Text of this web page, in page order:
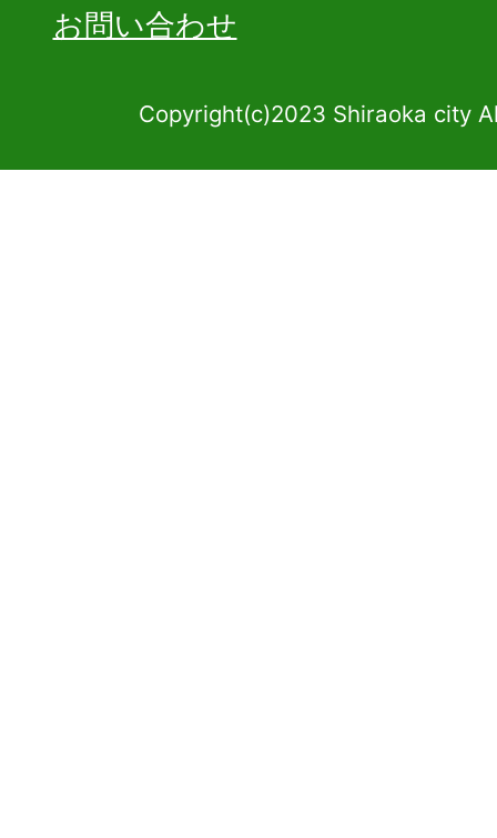
お問い合わせ
Copyright(c)2023 Shiraoka city